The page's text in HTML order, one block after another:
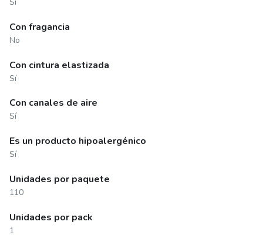
Con fragancia
No
Con cintura elastizada
Sí
Con canales de aire
Sí
Es un producto hipoalergénico
Sí
Unidades por paquete
110
Unidades por pack
1